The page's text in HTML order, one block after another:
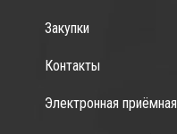
Закупки
Контакты
Электронная приёмная